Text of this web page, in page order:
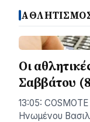
Οι
Σαββάτου
13:05:
Ηνωμένου